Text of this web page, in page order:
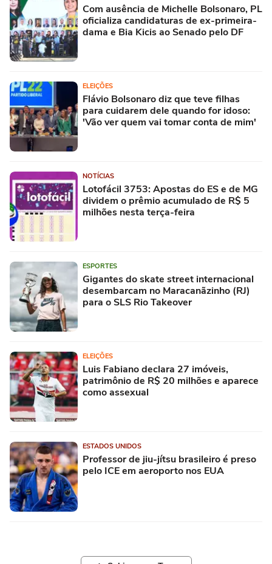
Com ausência de Michelle Bolsonaro, PL
oficializa candidaturas de ex-primeira-
dama e Bia Kicis ao Senado pelo DF
ELEIÇÕES
Flávio Bolsonaro diz que teve filhas
para cuidarem dele quando for idoso:
'Vão ver quem vai tomar conta de mim'
NOTÍCIAS
Lotofácil 3753: Apostas do ES e de MG
dividem o prêmio acumulado de R$ 5
milhões nesta terça-feira
ESPORTES
Gigantes do skate street internacional
desembarcam no Maracanãzinho (RJ)
para o SLS Rio Takeover
ELEIÇÕES
Luis Fabiano declara 27 imóveis,
patrimônio de R$ 20 milhões e aparece
como assexual
ESTADOS UNIDOS
Professor de jiu-jítsu brasileiro é preso
pelo ICE em aeroporto nos EUA